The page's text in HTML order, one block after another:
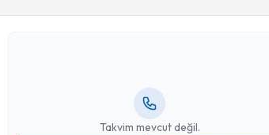
Takvim mevcut değil.
Dr. Mustafa Ünal